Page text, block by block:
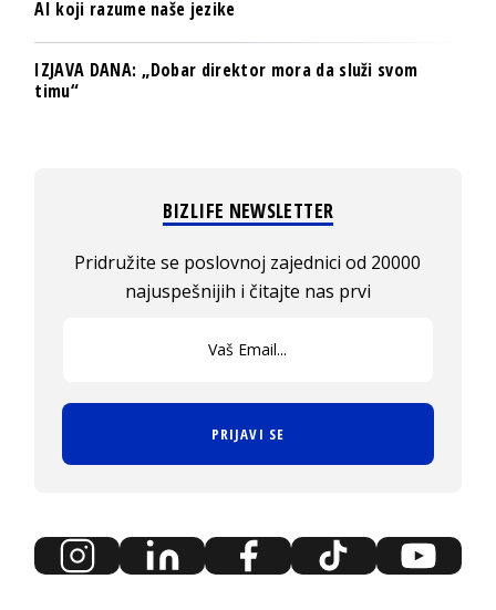
AI koji razume naše jezike
IZJAVA DANA: „Dobar direktor mora da služi svom
timu“
BIZLIFE NEWSLETTER
Pridružite se poslovnoj zajednici od 20000
najuspešnijih i čitajte nas prvi
PRIJAVI SE